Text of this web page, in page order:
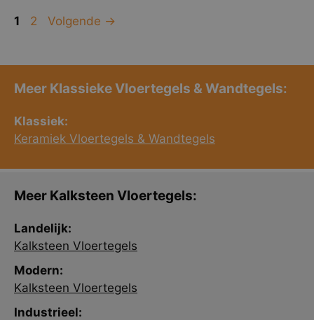
Pagina
1 Pagina
2 Volgende →
Meer Klassieke Vloertegels & Wandtegels:
Klassiek:
Keramiek Vloertegels & Wandtegels
Meer Kalksteen Vloertegels:
Landelijk:
Kalksteen Vloertegels
Modern:
Kalksteen Vloertegels
Industrieel: